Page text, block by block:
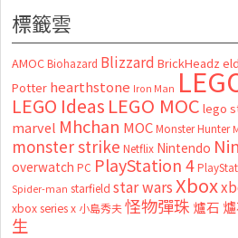
標籤雲
AMOC Biohazard Blizzard BrickHeadz
Potter hearthstone Iron Man
LEGO Ideas LEGO MOC lego
marvel Mhchan MOC Monster Hunter
monster strike Netflix Nintendo
overwatch PC PlayStation 4
Spider-man starfield star wars Xbox
xbox series x 小島秀夫怪物彈珠 爐石
生